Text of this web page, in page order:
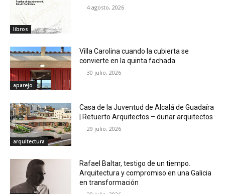
libros
4 agosto, 2026
aparejo
Villa Carolina cuando la cubierta se
convierte en la quinta fachada
30 julio, 2026
arquitectura
Casa de la Juventud de Alcalá de Guadaíra
| Retuerto Arquitectos – dunar arquitectos
29 julio, 2026
Rafael Baltar, testigo de un tiempo.
Arquitectura y compromiso en una Galicia
en transformación